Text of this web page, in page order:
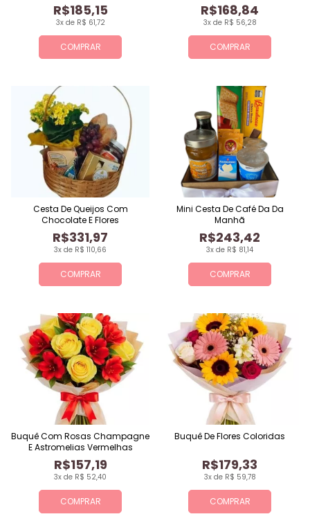
COMPRAR
3x de R$ 61,72
R$185,15
COMPRAR
3x de R$ 56,28
R$168,84
COMPRAR
3x de R$ 110,66
R$331,97
Cesta De Queijos Com
Chocolate E Flores
COMPRAR
3x de R$ 81,14
R$243,42
Mini Cesta De Café Da Da
Manhã
COMPRAR
3x de R$ 52,40
R$157,19
Buquê Com Rosas Champagne
E Astromelias Vermelhas
COMPRAR
3x de R$ 59,78
R$179,33
Buquê De Flores Coloridas